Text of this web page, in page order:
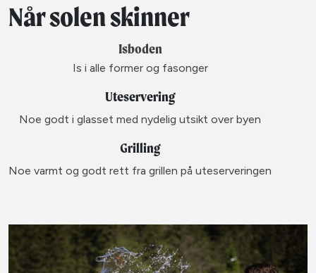
Når solen skinner
Isboden
Is i alle former og fasonger
Uteservering
Noe godt i glasset med nydelig utsikt over byen
Grilling
Noe varmt og godt rett fra grillen på uteserveringen